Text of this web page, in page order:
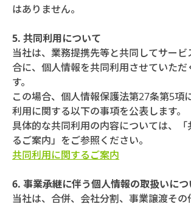
はありません。
5. 共同利用について
当社は、業務提携先等と共同してサービ
合に、個人情報を共同利用させていただ
す。
この場合、個人情報保護法第27条第5項
利用に関する以下の事項を公表します。
具体的な共同利用の内容については、「
るご案内」をご参照ください。
共同利用に関するご案内
6. 事業承継に伴う個人情報の取扱いにつ
当社は、合併、会社分割、事業譲渡その